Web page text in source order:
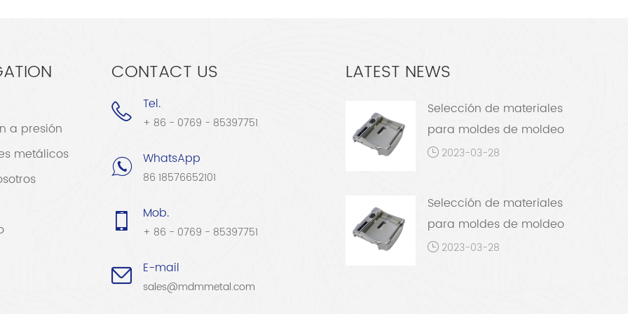
a presión
metálicos
CONTACT US
Tel.
+ 86 - 0769 - 85397751
WhatsApp
86 18576652101
Mob.
+ 86 - 0769 - 85397751
E-mail
sales@mdmmetal.com
LATEST NEWS
Selección de materiales
para moldes de moldeo
por inyección de metal
2023-03-28
Selección de materiales
para moldes de moldeo
por inyección de metal
2023-03-28